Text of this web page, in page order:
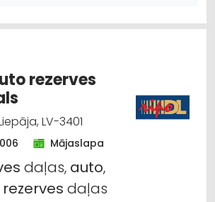
TEHNIKAS UN TRAKTORTEHNIKAS REZERVES
UN AKSESUĀRI; NAVIGĀCIJAS SISTĒMAS
rezerves
LV-3401
Mājaslapa
daļas, auto,
rezerves daļas